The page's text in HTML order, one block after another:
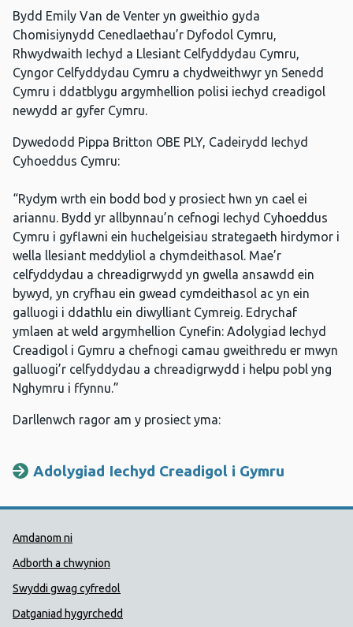
Bydd Emily Van de Venter yn gweithio gyda
Chomisiynydd Cenedlaethau’r Dyfodol Cymru,
Rhwydwaith Iechyd a Llesiant Celfyddydau Cymru,
Cyngor Celfyddydau Cymru a chydweithwyr yn Senedd
Cymru i ddatblygu argymhellion polisi iechyd creadigol
newydd ar gyfer Cymru.
Dywedodd Pippa Britton OBE PLY, Cadeirydd Iechyd
Cyhoeddus Cymru:
“Rydym wrth ein bodd bod y prosiect hwn yn cael ei
ariannu. Bydd yr allbynnau’n cefnogi Iechyd Cyhoeddus
Cymru i gyflawni ein huchelgeisiau strategaeth hirdymor i
wella llesiant meddyliol a chymdeithasol. Mae’r
celfyddydau a chreadigrwydd yn gwella ansawdd ein
bywyd, yn cryfhau ein gwead cymdeithasol ac yn ein
galluogi i ddathlu ein diwylliant Cymreig. Edrychaf
ymlaen at weld argymhellion Cynefin: Adolygiad Iechyd
Creadigol i Gymru a chefnogi camau gweithredu er mwyn
galluogi’r celfyddydau a chreadigrwydd i helpu pobl yng
Nghymru i ffynnu.”
Darllenwch ragor am y prosiect yma:
Adolygiad Iechyd Creadigol i Gymru
Dolenni Cymorth Iechyd
Amdanom ni
Adborth a chwynion
Swyddi gwag cyfredol
Datganiad hygyrchedd